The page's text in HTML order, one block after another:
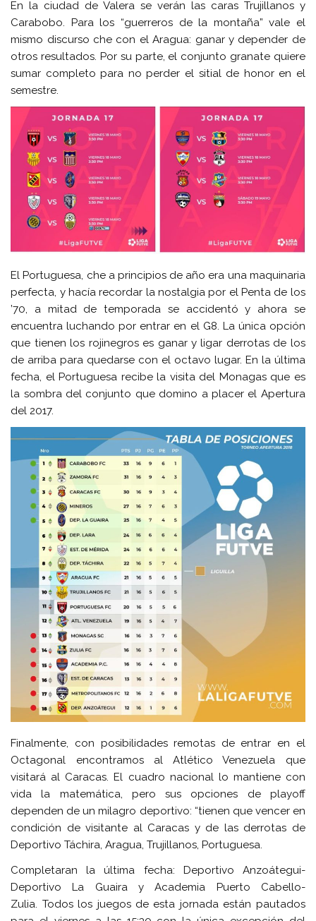
En la ciudad de Valera se verán las caras Trujillanos y
Carabobo. Para los “guerreros de la montaña” vale el
mismo discurso che con el Aragua: ganar y depender de
otros resultados. Por su parte, el conjunto granate quiere
sumar completo para no perder el sitial de honor en el
semestre.
El Portuguesa, che a principios de año era una maquinaria
perfecta, y hacía recordar la nostalgia por el Penta de los
’70, a mitad de temporada se accidentó y ahora se
encuentra luchando por entrar en el G8. La única opción
que tienen los rojinegros es ganar y ligar derrotas de los
de arriba para quedarse con el octavo lugar. En la última
fecha, el Portuguesa recibe la visita del Monagas que es
la sombra del conjunto que domino a placer el Apertura
del 2017.
Finalmente, con posibilidades remotas de entrar en el
Octagonal encontramos al Atlético Venezuela que
visitará al Caracas. El cuadro nacional lo mantiene con
vida la matemática, pero sus opciones de playoff
dependen de un milagro deportivo: “tienen que vencer en
condición de visitante al Caracas y de las derrotas de
Deportivo Táchira, Aragua, Trujillanos, Portuguesa.
Completaran la última fecha: Deportivo Anzoátegui-
Deportivo La Guaira y Academia Puerto Cabello-
Zulia. Todos los juegos de esta jornada están pautados